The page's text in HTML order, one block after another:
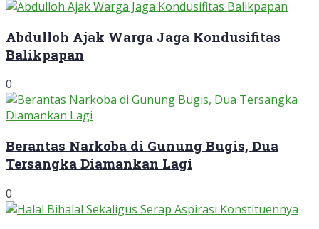
Abdulloh Ajak Warga Jaga Kondusifitas
Balikpapan
0
Berantas Narkoba di Gunung Bugis, Dua
Tersangka Diamankan Lagi
0